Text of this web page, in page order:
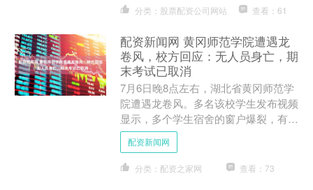
分类：股票配资公司网站 查看：61
配资新闻网 黄冈师范学院遭遇龙
卷风，校方回应：无人员身亡，期
末考试已取消
7月6日晚8点左右，湖北省黄冈师范学
院遭遇龙卷风。多名该校学生发布视频
显示，多个学生宿舍的窗户爆裂，有教
室的天花板被卷走，还有电线冒出电火
花。7月8日，上游新闻....
配资新闻网
分类：配资之家网 查看：73